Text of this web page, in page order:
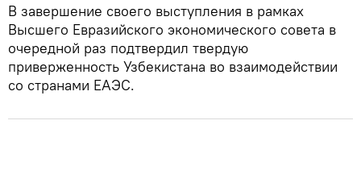
В завершение своего выступления в рамках
Высшего Евразийского экономического совета в
очередной раз подтвердил твердую
приверженность Узбекистана во взаимодействии
со странами ЕАЭС.